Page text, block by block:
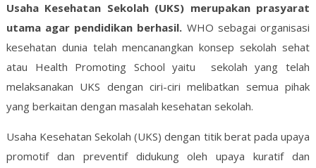
Usaha Kesehatan Sekolah (UKS) merupakan prasyarat
utama agar pendidikan berhasil. WHO sebagai organisasi
kesehatan dunia telah mencanangkan konsep sekolah sehat
atau Health Promoting School yaitu sekolah yang telah
melaksanakan UKS dengan ciri-ciri melibatkan semua pihak
yang berkaitan dengan masalah kesehatan sekolah.
Usaha Kesehatan Sekolah (UKS) dengan titik berat pada upaya
promotif dan preventif didukung oleh upaya kuratif dan